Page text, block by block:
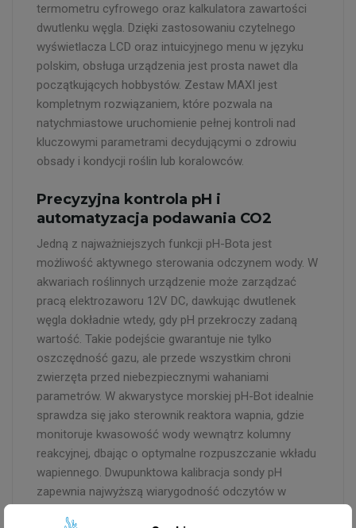
termometru cyfrowego oraz kalkulatora zawartości
dwutlenku węgla. Dzięki zastosowaniu czytelnego
wyświetlacza LCD oraz intuicyjnego menu w języku
polskim, obsługa urządzenia jest prosta nawet dla
początkujących hobbystów. Zestaw MAXI jest
kompletnym rozwiązaniem, które pozwala na
natychmiastowe uruchomienie pełnej kontroli nad
kluczowymi parametrami decydującymi o zdrowiu
obsady i kondycji roślin lub koralowców.
Precyzyjna kontrola pH i
automatyzacja podawania CO2
Jedną z najważniejszych funkcji pH-Bota jest
możliwość aktywnego sterowania odczynem wody. W
akwariach roślinnych urządzenie może zarządzać
pracą elektrozaworu 12V DC, dawkując dwutlenek
węgla dokładnie wtedy, gdy pH przekroczy zadaną
wartość. Takie podejście gwarantuje nie tylko
oszczędność gazu, ale przede wszystkim chroni
zwierzęta przed niebezpiecznymi wahaniami
parametrów. W akwarystyce morskiej pH-Bot idealnie
sprawdza się jako sterownik reaktora wapnia, gdzie
monitoruje kwasowość wody wewnątrz kolumny
reakcyjnej, dbając o optymalne rozpuszczanie wkładu
wapiennego. Dwupunktowa kalibracja sondy pH
zapewnia najwyższą wiarygodność odczytów w